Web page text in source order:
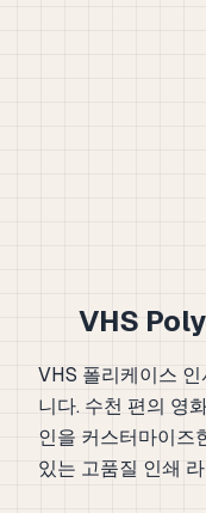
VHS
VHS 폴리케이스
니다. 수천 편의 영
인을 커스터마이즈
있는 고품질 인쇄